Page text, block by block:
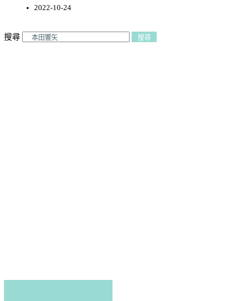
2022-10-24
搜尋 搜尋